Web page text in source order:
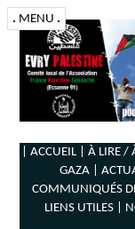
. MENU .
| ACCUEIL | À LIRE /
GAZA |
COMMUNIQUÉS DE
LIENS UTILES |